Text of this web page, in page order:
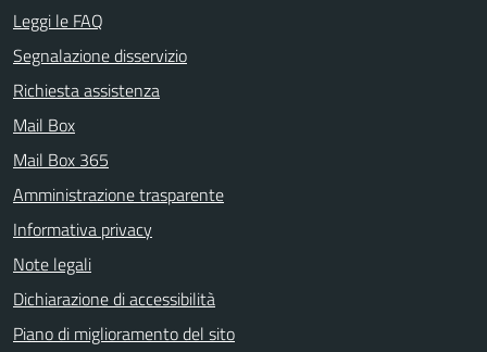
Leggi le FAQ
Segnalazione disservizio
Richiesta assistenza
Mail Box
Mail Box 365
Amministrazione trasparente
Informativa privacy
Note legali
Dichiarazione di accessibilità
Piano di miglioramento del sito